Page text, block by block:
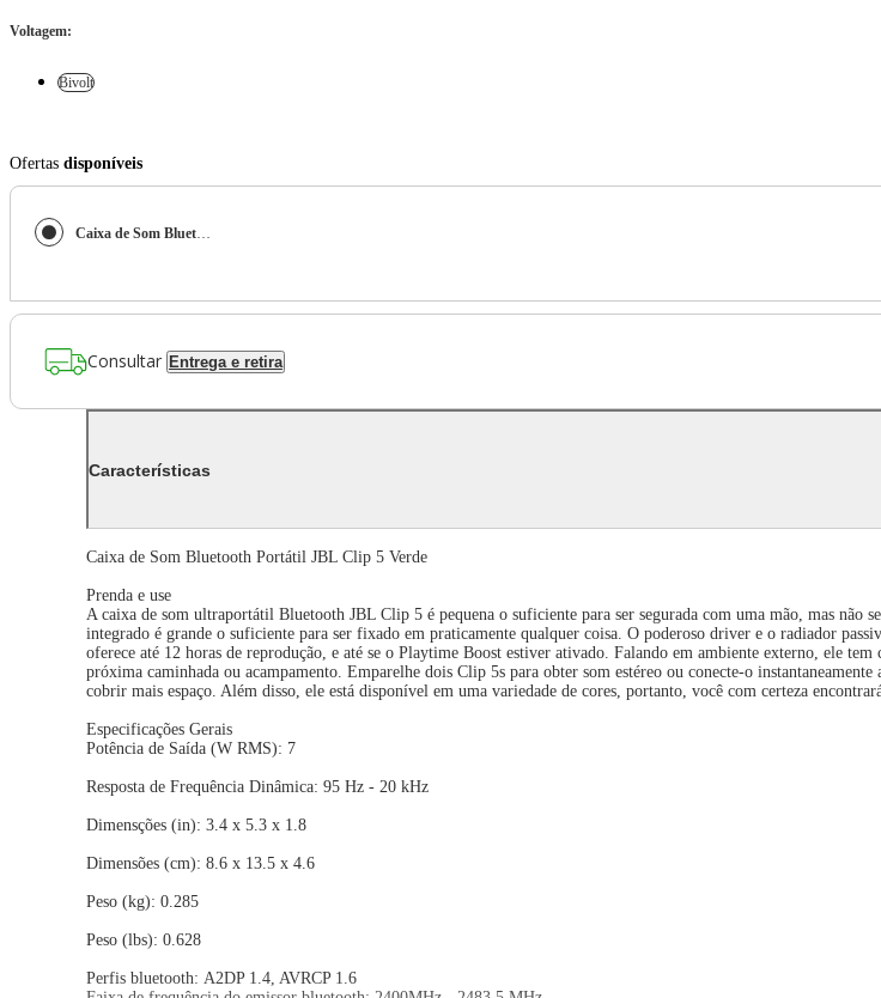
Voltagem:
Bivolt
Ofertas disponíveis
Caixa de Som Bluetooth Portátil JBL Clip 5 Verde
Consultar Entrega e retira
Características
Caixa de Som Bluetooth Portátil JBL Clip 5 Verde
Prenda e use
A caixa de som ultraportátil Bluetooth JBL Clip 5 é pequena o suficiente para ser segurada com uma mão, mas não
integrado é grande o suficiente para ser fixado em praticamente qualquer coisa. O poderoso driver e o radiador
oferece até 12 horas de reprodução, e até se o Playtime Boost estiver ativado. Falando em ambiente externo, ele
próxima caminhada ou acampamento. Emparelhe dois Clip 5s para obter som estéreo ou conecte-o
cobrir mais espaço. Além disso, ele está disponível em uma variedade de cores, portanto, você com certeza
Especificações Gerais
Potência de Saída (W RMS): 7
Resposta de Frequência Dinâmica: 95 Hz - 20 kHz
Dimensções (in): 3.4 x 5.3 x 1.8
Dimensões (cm): 8.6 x 13.5 x 4.6
Peso (kg): 0.285
Peso (lbs): 0.628
Perfis bluetooth: A2DP 1.4, AVRCP 1.6